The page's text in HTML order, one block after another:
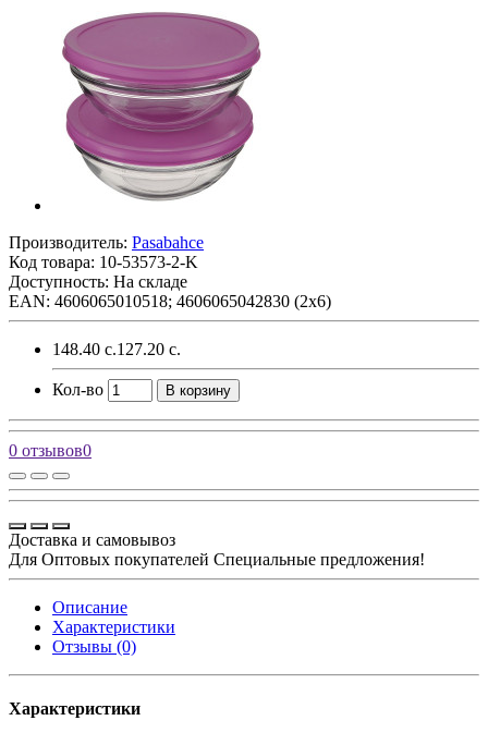
Производитель: Pasabahce
Код товара: 10-53573-2-K
Доступность: На складе
EAN: 4606065010518; 4606065042830 (2х6)
148.40 с.127.20 с.
Кол-во В корзину
0 отзывов0
Доставка и самовывоз
Для Оптовых покупателей Специальные предложения!
Описание
Характеристики
Отзывы (0)
Характеристики